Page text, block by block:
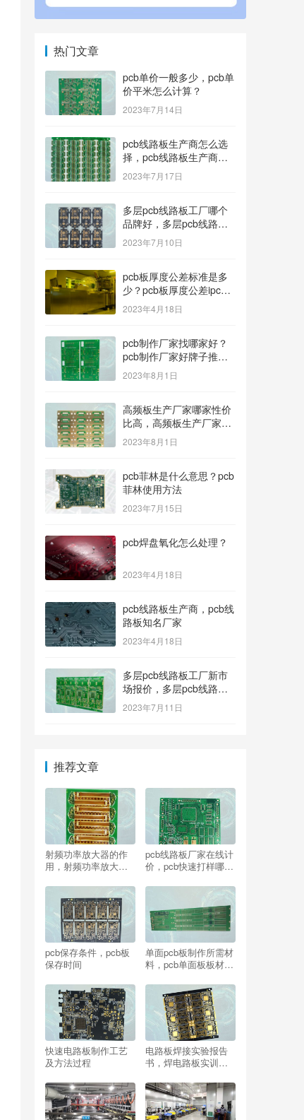
热门文章
pcb单价一般多少，pcb单
价平米怎么计算？
2023年7月14日
pcb线路板生产商怎么选
择，pcb线路板生产商找
哪家好？
2023年7月17日
多层pcb线路板工厂哪个
品牌好，多层pcb线路板
厂家哪家产品好？
2023年7月10日
pcb板厚度公差标准是多
少？pcb板厚度公差ipc标
准
2023年4月18日
pcb制作厂家找哪家好？
pcb制作厂家好牌子推
荐！
2023年8月1日
高频板生产厂家哪家性价
比高，高频板生产厂家哪
个公司的好？
2023年8月1日
pcb菲林是什么意思？pcb
菲林使用方法
2023年7月15日
pcb焊盘氧化怎么处理？
2023年4月18日
pcb线路板生产商，pcb线
路板知名厂家
2023年4月18日
多层pcb线路板工厂新市
场报价，多层pcb线路板
厂家新参考价格
2023年7月11日
推荐文章
射频功率放大器的作
用，射频功率放大器
pcb线路板厂家在线计
价，pcb快速打样哪家
pcb保存条件，pcb板
保存时间
单面pcb板制作所需材
料，pcb单面板板材类
快速电路板制作工艺
及方法过程
电路板焊接实验报告
书，焊电路板实训报